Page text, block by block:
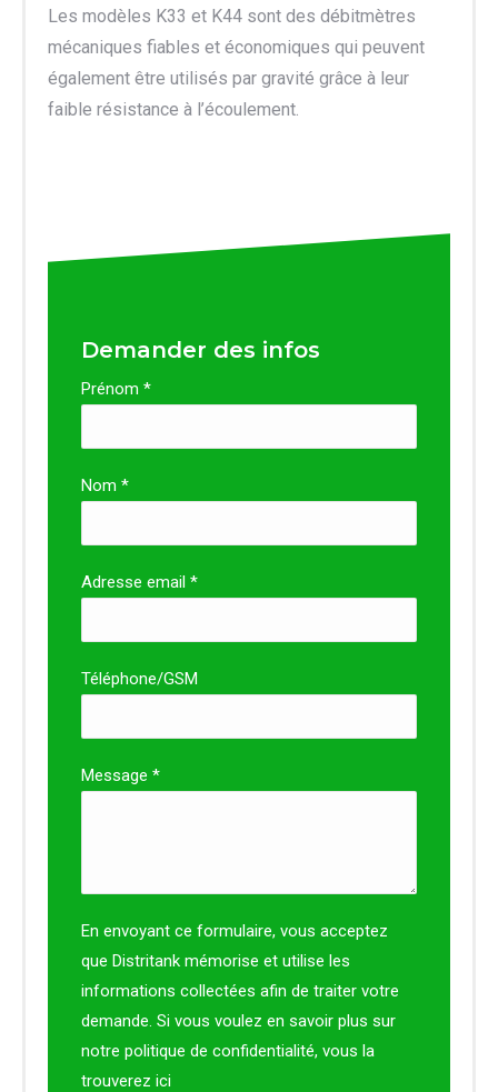
Les modèles K33 et K44 sont des débitmètres
mécaniques fiables et économiques qui peuvent
également être utilisés par gravité grâce à leur
faible résistance à l’écoulement.
Demander des infos
Prénom *
Nom *
Adresse email *
Téléphone/GSM
Message *
En envoyant ce formulaire, vous acceptez
que Distritank mémorise et utilise les
informations collectées afin de traiter votre
demande. Si vous voulez en savoir plus sur
notre politique de confidentialité, vous la
trouverez ici